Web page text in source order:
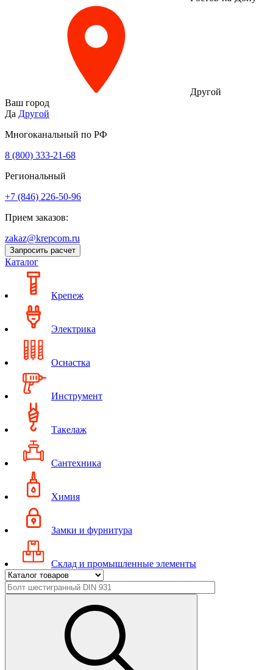
Другой
Ваш город
Да Другой
Многоканальный по РФ
8 (800) 333‑21-68
Региональный
+7 (846) 226-50-96
Прием заказов:
zakaz@krepcom.ru
Запросить расчет
Каталог
Крепеж
Электрика
Оснастка
Инструмент
Такелаж
Сантехника
Химия
Замки и фурнитура
Склад и промышленные элементы